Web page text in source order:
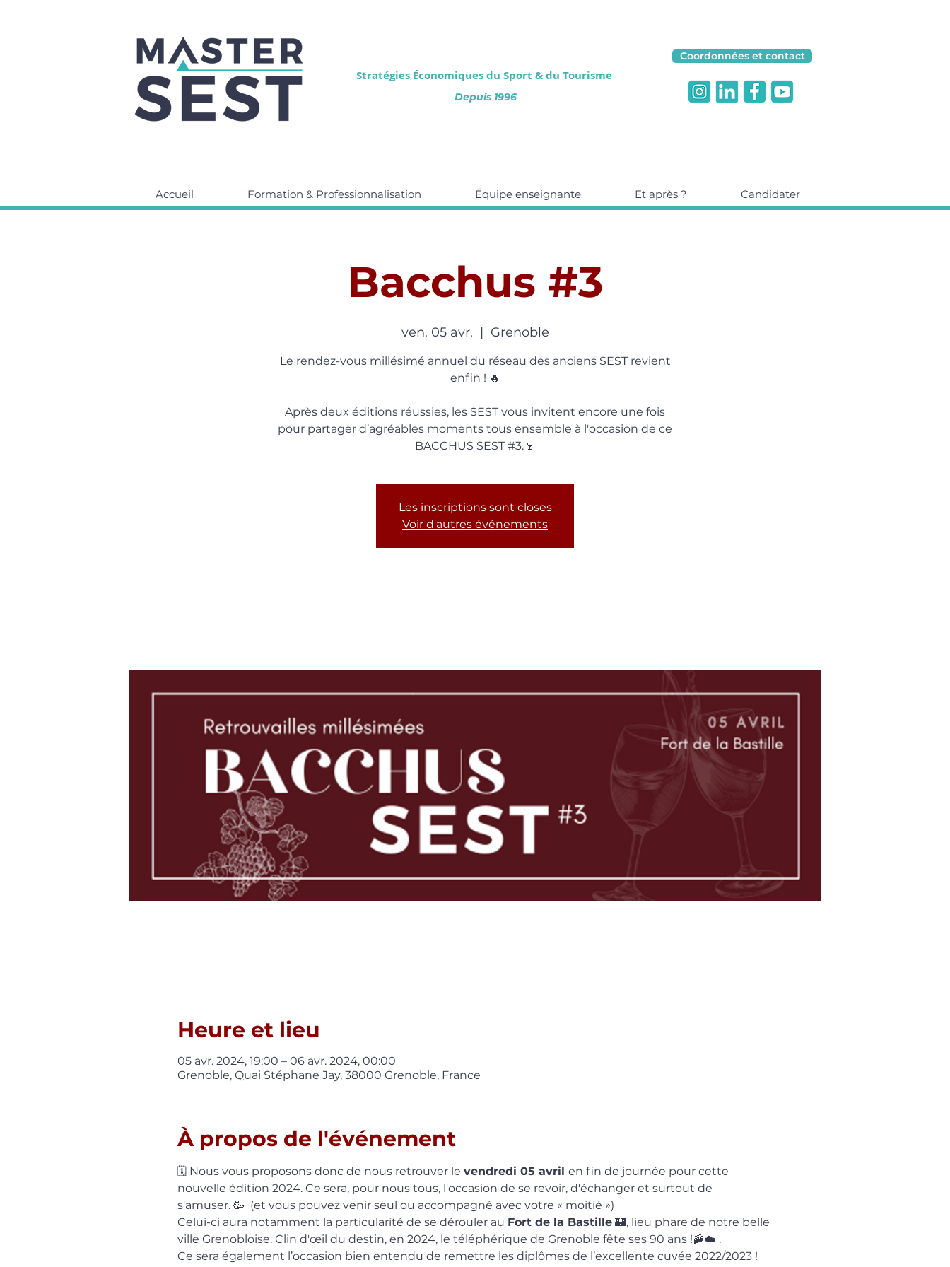
Stratégies Économiquesdu Sport & du Tourisme
Depuis 1996
Coordonnées et contact
Accueil Formation & Professionnalisation Équipe enseignante Et après ? Candidater
Bacchus #3
ven. 05 avr.
  |
Grenoble
Le rendez-vous millésimé annuel du réseau des anciens SEST revient
enfin ! 🔥
Après deux éditions réussies, les SEST vous invitent encore une fois
pour partager d’agréables moments tous ensemble à l'occasion de ce
BACCHUS SEST #3.🍷
Les inscriptions sont closes
Voir d'autres événements
Heure et lieu
05 avr. 2024, 19:00 – 06 avr. 2024, 00:00
Grenoble, Quai Stéphane Jay, 38000 Grenoble, France
À propos de l'événement
🗓️ Nous vous proposons donc de nous retrouver le vendredi 05 avril en fin de journée pour cette
nouvelle édition 2024. Ce sera, pour nous tous, l'occasion de se revoir, d'échanger et surtout de
s'amuser. 🥳  (et vous pouvez venir seul ou accompagné avec votre « moitié »)
Celui-ci aura notamment la particularité de se dérouler au Fort de la Bastille 🏰, lieu phare de notre belle
ville Grenobloise. Clin d'œil du destin, en 2024, le téléphérique de Grenoble fête ses 90 ans !🚠☁️ .
Ce sera également l’occasion bien entendu de remettre les diplômes de l’excellente cuvée 2022/2023 !